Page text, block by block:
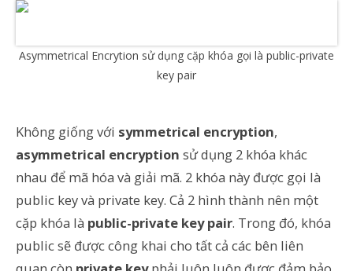
Asymmetrical Encrytion sử dụng cặp khóa gọi là public-private
key pair
Không giống với symmetrical encryption,
asymmetrical encryption sử dụng 2 khóa khác
nhau để mã hóa và giải mã. 2 khóa này được gọi là
public key và private key. Cả 2 hình thành nên một
cặp khóa là public-private key pair. Trong đó, khóa
public sẽ được công khai cho tất cả các bên liên